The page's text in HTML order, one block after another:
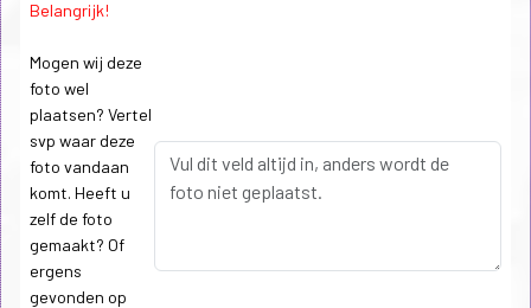
Belangrijk!
Mogen wij deze
foto wel
plaatsen? Vertel
svp waar deze
foto vandaan
komt. Heeft u
zelf de foto
gemaakt? Of
ergens
gevonden op